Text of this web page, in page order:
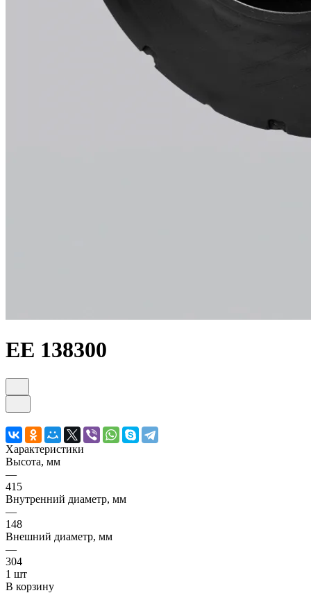
ЕЕ 138300
Характеристики
Высота, мм
—
415
Внутренний диаметр, мм
—
148
Внешний диаметр, мм
—
304
1 шт
В корзину